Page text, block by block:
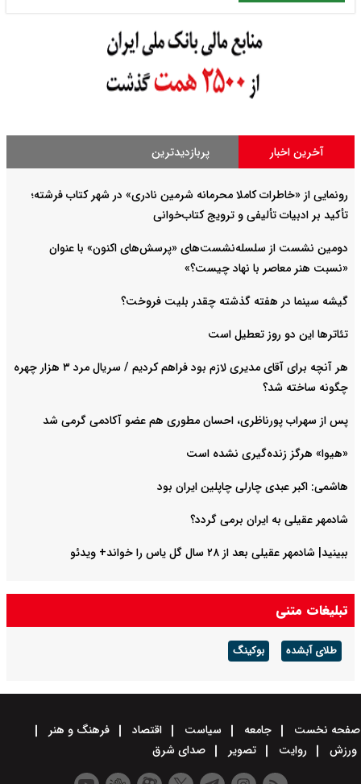
آخرین اخبار پربازدیدترین
رونمایی از «خاطرات کاملا محرمانه شرمین نادری» در شهر کتاب فرشته؛
تأکید بر ادبیات تألیفی و ترویج کتاب‌خوانی
دومین نشست از سلسله‌نشست‌های «پرسش‌های اکنون» با عنوان
«نسبت هنر معاصر با نهاد چیست؟»
گیشه سینما در هفته گذشته چقدر بلیت فروخت؟
تئاترها این دو روز تعطیل است
هر آنچه برای آقای مدیری لازم بود فراهم کردیم / سریال مرد ۳ هزار چهره
چگونه ساخته شد؟
پس از سهراب پورناظری، احسان مطوری هم عضو آکادمی گرمی شد
«هیوا» هرگز زنده‌گیری نشده است
هاشمی: اکبر عبدی چارلی چاپلین ایران بود
شادمهر عقیلی به ایران برمی گردد؟
ببینید| شادمهر عقیلی بعد از ۲۸ سال گل یاس را خواند+ ویدئو
تبلیغات متنی
طلای آبشده بوکینگ
صفحه نخست جامعه سیاست اقتصاد
فرهنگ و هنر
ورزش
روایت تصویر صدای شرق